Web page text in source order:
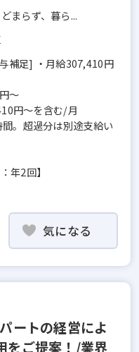
まらず、暮ら...
補足] ・月給307,410円
～
円～を含む/月
。超過分は別途支給い
年2回】
気になる
ートの経営によ
をご提案！/業界